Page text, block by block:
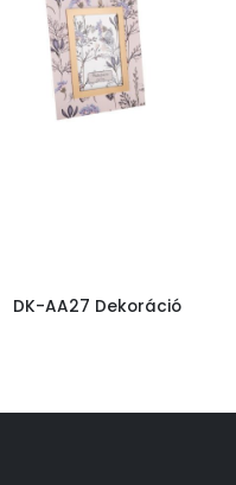
DK-AA27 Dekoráció